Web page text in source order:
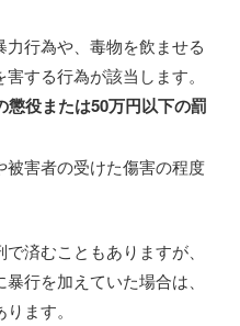
行為や、毒物を飲ませる
する行為が該当します。
懲役または50万円以下の罰
被害者の受けた傷害の程度
済むこともありますが、
行を加えていた場合は、
ます。